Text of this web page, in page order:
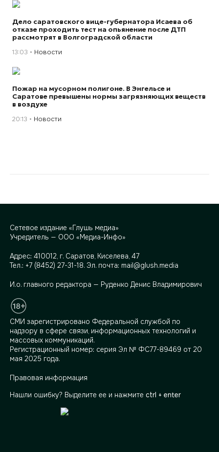
Дело саратовского вице-губернатора Исаева об
отказе проходить тест на опьянение после ДТП
рассмотрят в Волгоградской области
13:03 Новости
Пожар на мусорном полигоне. В Энгельсе и
Саратове превышены нормы загрязняющих веществ
в воздухе
20:13 Новости
Сетевое издание «Глушь медиа»
Учредитель — ООО «Медиа-Инфо»
Адрес: 410012, г. Саратов, Киселева, 47
Тел.: +7 (8452) 27-31-18. Эл. почта: mail@glush.media
И.о. главного редактора — Руденко Денис Владимирович
СМИ зарегистрировано Федеральной службой по
надзору в сфере связи, информационных технологий и
массовых коммуникаций.
Регистрационный номер: серия Эл № ФС77-89469 от 20
мая 2025 года.
Правовая информация
Нашли ошибку? Выделите ее и нажмите ctrl + enter